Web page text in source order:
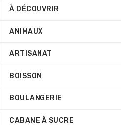
À DÉCOUVRIR
ANIMAUX
ARTISANAT
BOISSON
BOULANGERIE
CABANE À SUCRE